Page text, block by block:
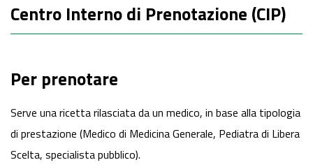
Centro Interno di Prenotazione (CIP)
Per prenotare
Serve una ricetta rilasciata da un medico, in base alla tipologia
di prestazione (Medico di Medicina Generale, Pediatra di Libera
Scelta, specialista pubblico).